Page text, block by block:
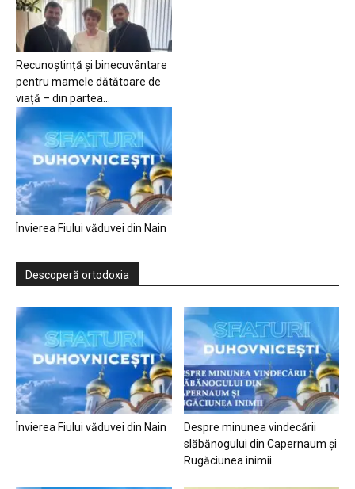
Recunoștință și binecuvântare
pentru mamele dătătoare de
viață – din partea...
Învierea Fiului văduvei din Nain
Descoperă ortodoxia
Învierea Fiului văduvei din Nain
Despre minunea vindecării
slăbănogului din Capernaum și
Rugăciunea inimii